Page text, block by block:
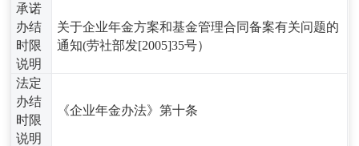
承诺
办结
时限
说明
关于企业年金方案和基金管理合同备案有关问题的
通知(劳社部发[2005]35号）
法定
办结
时限
说明
《企业年金办法》第十条